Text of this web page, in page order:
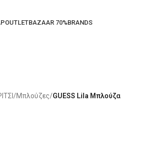
OUTLETBAZAAR 70%BRANDS
/Μπλούζες/GUESS Lila Μπλούζα